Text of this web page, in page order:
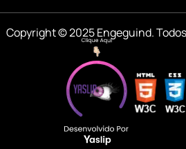
Copyright © 2025 Engeguind.